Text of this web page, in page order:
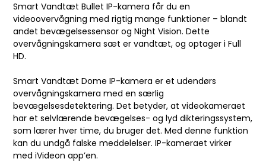
Smart Vandtæt Bullet IP-kamera får du en
videoovervågning med rigtig mange funktioner – blandt
andet bevægelsessensor og Night Vision. Dette
overvågningskamera sæt er vandtæt, og optager i Full
HD.
Smart Vandtæt Dome IP-kamera er et udendørs
overvågningskamera med en særlig
bevægelsesdetektering. Det betyder, at videokameraet
har et selvlærende bevægelses- og lyd dikteringssystem,
som lærer hver time, du bruger det. Med denne funktion
kan du undgå falske meddelelser. IP-kameraet virker
med iVideon app’en.